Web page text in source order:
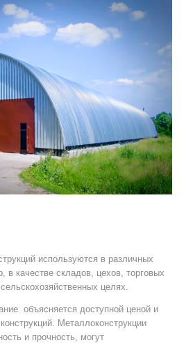
используются в различных
в качестве складов, цехов, торговых
целях.
объясняется доступной ценой и
Металлоконструкции
и прочность, могут